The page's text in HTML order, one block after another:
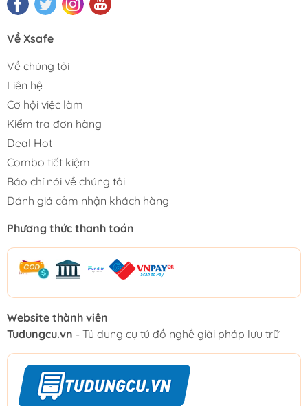
Về Xsafe
Về chúng tôi
Liên hệ
Cơ hội việc làm
Kiểm tra đơn hàng
Deal Hot
Combo tiết kiệm
Báo chí nói về chúng tôi
Đánh giá cảm nhận khách hàng
Phương thức thanh toán
Website thành viên
Tudungcu.vn - Tủ dụng cụ tủ đồ nghề giải pháp lưu trữ